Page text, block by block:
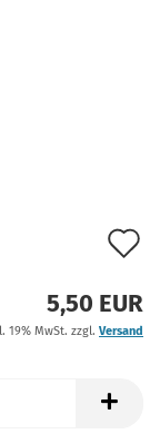
5,50 EUR
19% MwSt. zzgl. Versand